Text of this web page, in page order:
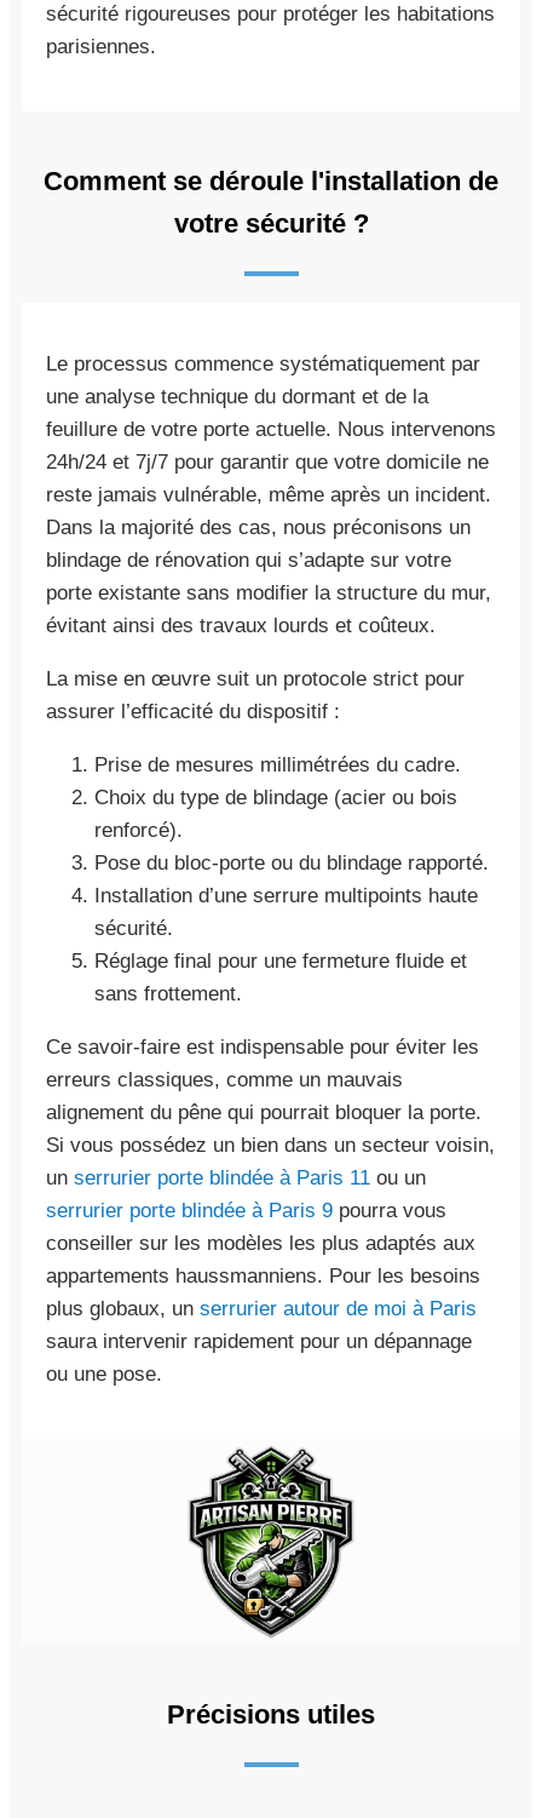
sécurité rigoureuses pour protéger les habitations
parisiennes.
Comment se déroule l'installation de
votre sécurité ?
Le processus commence systématiquement par
une analyse technique du dormant et de la
feuillure de votre porte actuelle. Nous intervenons
24h/24 et 7j/7 pour garantir que votre domicile ne
reste jamais vulnérable, même après un incident.
Dans la majorité des cas, nous préconisons un
blindage de rénovation qui s’adapte sur votre
porte existante sans modifier la structure du mur,
évitant ainsi des travaux lourds et coûteux.
La mise en œuvre suit un protocole strict pour
assurer l’efficacité du dispositif :
Prise de mesures millimétrées du cadre.
Choix du type de blindage (acier ou bois
renforcé).
Pose du bloc-porte ou du blindage rapporté.
Installation d’une serrure multipoints haute
sécurité.
Réglage final pour une fermeture fluide et
sans frottement.
Ce savoir-faire est indispensable pour éviter les
erreurs classiques, comme un mauvais
alignement du pêne qui pourrait bloquer la porte.
Si vous possédez un bien dans un secteur voisin,
un serrurier porte blindée à Paris 11 ou un
serrurier porte blindée à Paris 9 pourra vous
conseiller sur les modèles les plus adaptés aux
appartements haussmanniens. Pour les besoins
plus globaux, un serrurier autour de moi à Paris
saura intervenir rapidement pour un dépannage
ou une pose.
Précisions utiles